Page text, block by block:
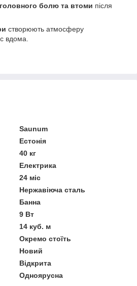
болю та втоми після
створюють атмосферу
вдома.
Saunum
Естонія
40 кг
Електрика
24 міс
Нержавіюча сталь
Банна
9 Вт
14 куб. м
Окремо стоїть
Новий
Відкрита
Одноярусна